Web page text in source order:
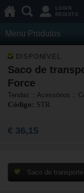
LOGIN
REGISTO
Menu Produtos
DISPONÍVEL
Saco de
Force
Tendas :: Acessórios ::
Código: STR
€ 36,15
Saco de